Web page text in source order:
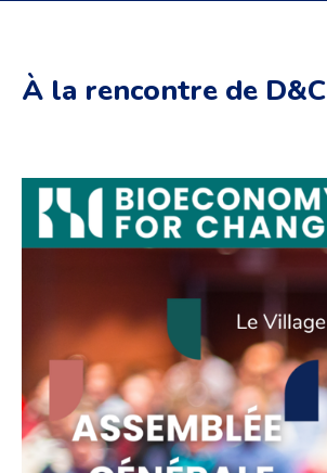
À la rencontre de D&C